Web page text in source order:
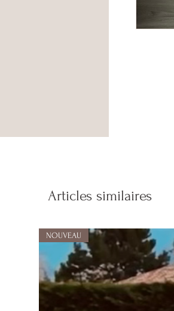
Articles similaires
NOUVEAU